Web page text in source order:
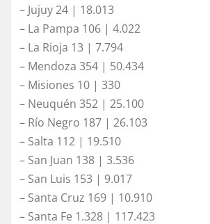
– Jujuy 24 | 18.013
– La Pampa 106 | 4.022
– La Rioja 13 | 7.794
– Mendoza 354 | 50.434
– Misiones 10 | 330
– Neuquén 352 | 25.100
– Río Negro 187 | 26.103
– Salta 112 | 19.510
– San Juan 138 | 3.536
– San Luis 153 | 9.017
– Santa Cruz 169 | 10.910
– Santa Fe 1.328 | 117.423